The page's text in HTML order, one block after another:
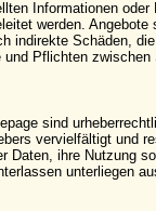
Informationen oder
werden. Angebote
indirekte Schäden,
und Pflichten
sind
vervielfältigt und
Daten, ihre Nutzung
unterliegen